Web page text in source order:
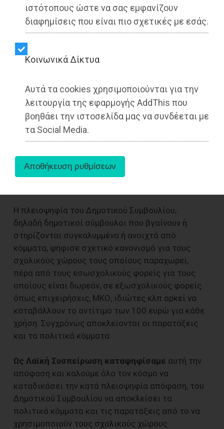
ιστότοπους ώστε να σας εμφανίζουν
διαφημίσεις που είναι πιο σχετικές με εσάς.
Kοινωνικά Δίκτυα
Αυτά τα cookies χρησιμοποιούνται για την
λειτουργία της εφαρμογής AddThis που
βοηθάει την ιστοσελίδα μας να συνδέεται με
τα Social Media.
Με αφορμή τη συζήτηση στο Δημοτικό
Συμβούλιο του Δήμου Ραφήνας-Πικερμίου στις
29/5/2025με θέμα την έγκριση του κανονισμού
παραχώρησης των σχολικών χώρων και τη
στους εργαζόμενους και τους κατοίκους της
Ραφήνας και του Πικερμίου σε σχέση με το
Η πλειοψηφία του Δημοτικού Συμβουλίου,
δηλαδή δημοτικοί σύμβουλοι που βγαίνουν ή
στηρίζονται συγκαλυμμένα ή ανοιχτά από
κόμματα, ψήφισε σχετικό κανονισμό για τους
σχολικούς χώρους τους οποίους παραχωρεί,
πέρα από τους εσωσχολικούς φορείς για τους
οποίους είναι δωρεάν, σε εξωσχολικούς φορείς
όπως επιχειρήσεις, ΜΚΟ, ιδιώτες κλπ αρκεί να
καταβάλλουν το αντίτιμο των 100 ευρώ για κάθε
χρήση. Συγχρόνως αποκλείονται οι παρατάξεις
και τα πολιτικά κόμματα.
Ως Λαϊκή Συσπείρωση καταψηφίσαμε αυτή την
απόφαση και καλούμε όλο τον κόσμο να
καταδικάσει την κατά πλειοψηφία απόφαση, του
Δημοτικού Συμβουλίου να αποκλείσει τα
πολιτικά κόμματα και τις παρατάξεις από το να
χρησιμοποιούν τους σχολικούς χώρους